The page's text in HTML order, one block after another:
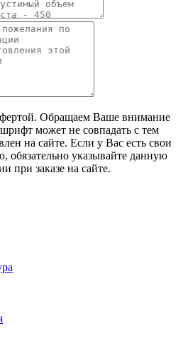
Обращаем Ваше внимание
может не совпадать с тем
на сайте. Если у Вас есть свои
указывайте данную
при заказе на сайте.